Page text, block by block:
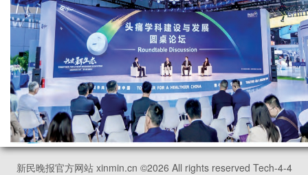
新民晚报官方网站 xinmin.cn ©2026 All rights reserved Tech-4-4